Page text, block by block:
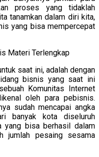
proses yang tidaklah
tanamkan dalam diri kita,
yang bisa mempercepat
saat ini, adalah dengan
bisnis yang saat ini
Komunitas Internet
oleh para pebisnis.
sudah mencapai angka
banyak kota diseluruh
yang bisa berhasil dalam
jumlah pesaing sesama